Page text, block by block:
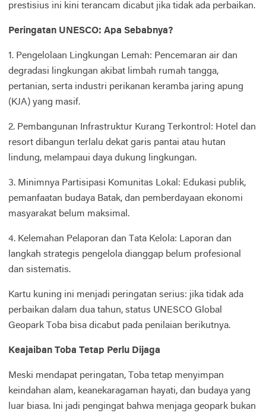
prestisius ini kini terancam dicabut jika tidak ada perbaikan.
Peringatan UNESCO: Apa Sebabnya?
1. Pengelolaan Lingkungan Lemah: Pencemaran air dan
degradasi lingkungan akibat limbah rumah tangga,
pertanian, serta industri perikanan keramba jaring apung
(KJA) yang masif.
2. Pembangunan Infrastruktur Kurang Terkontrol: Hotel dan
resort dibangun terlalu dekat garis pantai atau hutan
lindung, melampaui daya dukung lingkungan.
3. Minimnya Partisipasi Komunitas Lokal: Edukasi publik,
pemanfaatan budaya Batak, dan pemberdayaan ekonomi
masyarakat belum maksimal.
4. Kelemahan Pelaporan dan Tata Kelola: Laporan dan
langkah strategis pengelola dianggap belum profesional
dan sistematis.
Kartu kuning ini menjadi peringatan serius: jika tidak ada
perbaikan dalam dua tahun, status UNESCO Global
Geopark Toba bisa dicabut pada penilaian berikutnya.
Keajaiban Toba Tetap Perlu Dijaga
Meski mendapat peringatan, Toba tetap menyimpan
keindahan alam, keanekaragaman hayati, dan budaya yang
luar biasa. Ini jadi pengingat bahwa menjaga geopark bukan